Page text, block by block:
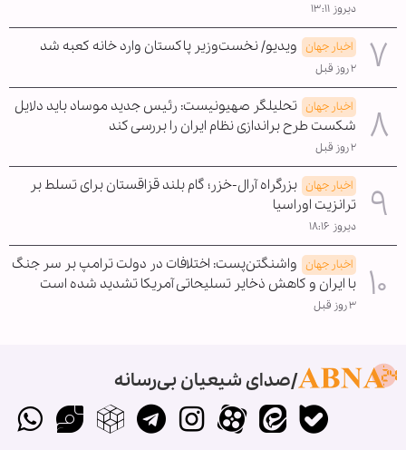
دیروز ۱۳:۱۱
اخبار جهان ویدیو/ نخست‌وزیر پاکستان وارد خانه کعبه شد
۲ روز قبل
اخبار جهان تحلیلگر صهیونیست: رئیس جدید موساد باید دلایل
شکست طرح براندازی نظام ایران را بررسی کند
۲ روز قبل
اخبار جهان بزرگراه آرال-خزر؛ گام بلند قزاقستان برای تسلط بر
ترانزیت اوراسیا
دیروز ۱۸:۱۶
اخبار جهان واشنگتن‌پست: اختلافات در دولت ترامپ بر سر جنگ
با ایران و کاهش ذخایر تسلیحاتی آمریکا تشدید شده است
۳ روز قبل
صدای شیعیان بی‌رسانه